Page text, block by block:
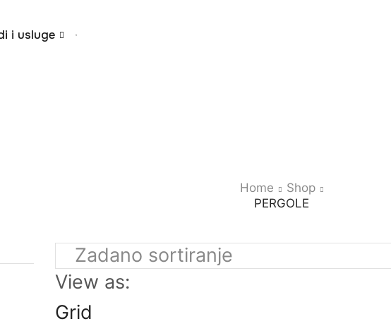
i usluge
Home
Shop
PERGOLE
View as:
Grid